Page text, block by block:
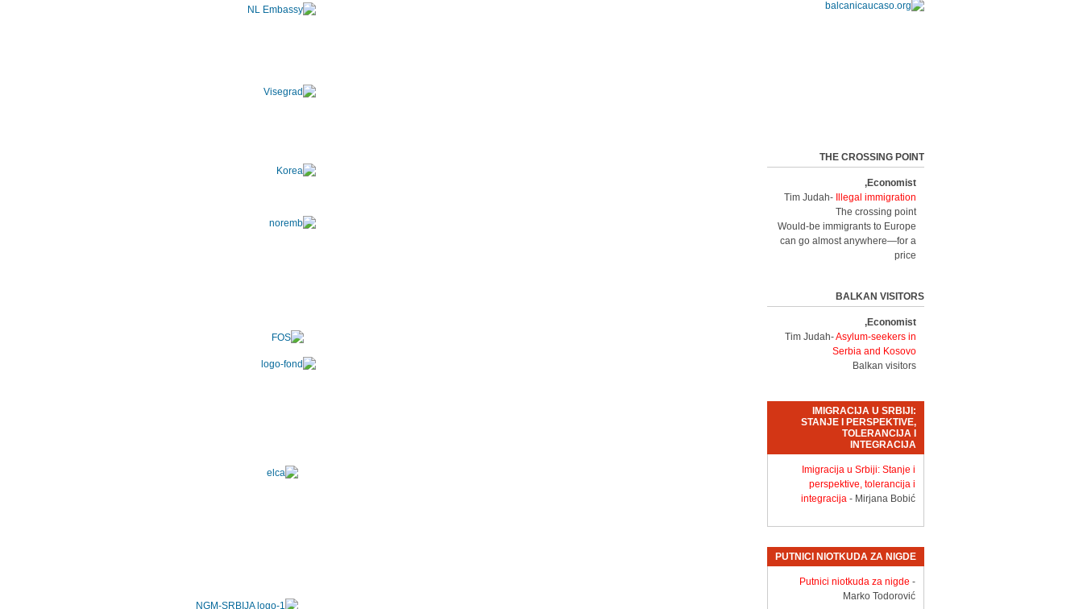
THE CROSSING POINT
Economist,
Tim Judah-
Illegal immigration
The crossing point
Would-be immigrants to Europe
can go almost anywhere—for a
price
BALKAN VISITORS
Economist,
Tim Judah-Asylum-seekers in
Serbia and Kosovo
Balkan visitors
IMIGRACIJA U SRBIJI:
STANJE I PERSPEKTIVE,
TOLERANCIJA I
INTEGRACIJA
Imigracija u Srbiji: Stanje i
perspektive, tolerancija i
integracija - Mirjana Bobić
PUTNICI NIOTKUDA ZA NIGDE
Putnici niotkuda za nigde -
Marko Todorović